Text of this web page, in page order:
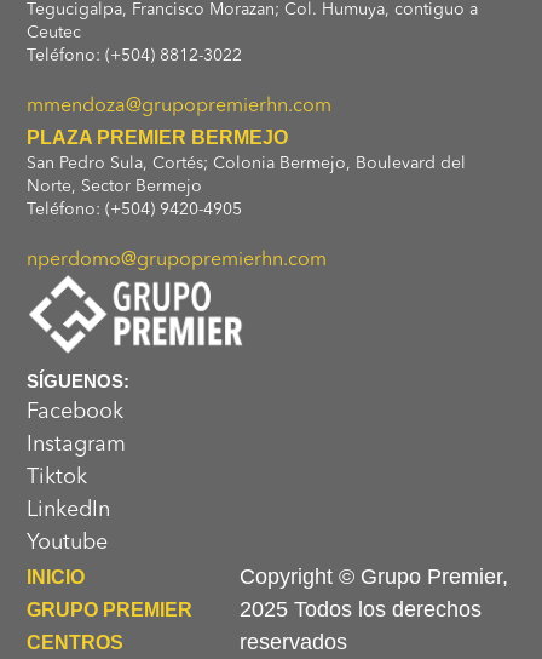
Tegucigalpa, Francisco Morazan; Col. Humuya, contiguo a
Ceutec
Teléfono: (+504) 8812-3022
mmendoza@grupopremierhn.com
PLAZA PREMIER BERMEJO
San Pedro Sula, Cortés; Colonia Bermejo, Boulevard del
Norte, Sector Bermejo
Teléfono: (+504) 9420-4905
nperdomo@grupopremierhn.com
SÍGUENOS:
Facebook
Instagram
Tiktok
LinkedIn
Youtube
INICIO
GRUPO PREMIER
CENTROS
Copyright © Grupo Premier,
2025 Todos los derechos
reservados